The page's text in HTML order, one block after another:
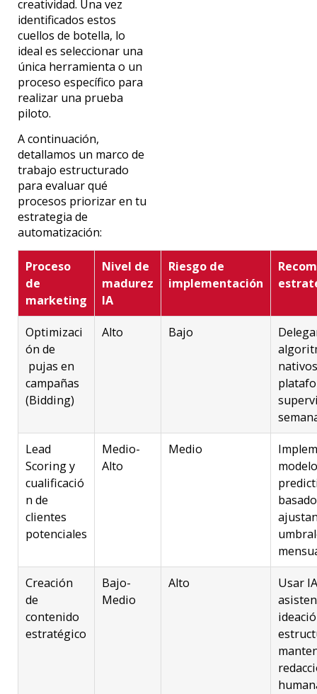
creatividad. Una vez
identificados estos
cuellos de botella, lo
ideal es seleccionar una
única herramienta o un
proceso específico para
realizar una prueba
piloto.
A continuación,
detallamos un marco de
trabajo estructurado
para evaluar qué
procesos priorizar en tu
estrategia de
automatización:
Proceso
de
marketing
Nivel de
madurez
IA
Riesgo de
implementación
Optimizaci
ón de
pujas en
campañas
(Bidding)
Alto Bajo
Lead
Scoring y
cualificació
n de
clientes
potenciales
Medio-
Alto
Medio
Creación
de
contenido
estratégico
Bajo-
Medio
Alto
Usar